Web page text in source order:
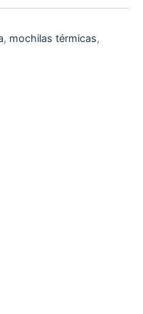
, mochilas térmicas,